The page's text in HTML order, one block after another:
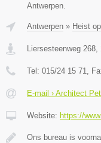
Antwerpen.
Antwerpen » Heist
Liersesteenweg 268,
Tel: 015/24 15 71,
E-mail › Architect
Website: https://
Ons bureau is